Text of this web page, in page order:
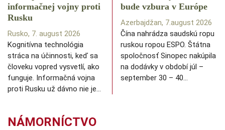
informačnej vojny proti
Rusku
Rusko, 7. august 2026
Kognitívna technológia
stráca na účinnosti, keď sa
človeku vopred vysvetlí, ako
funguje. Informačná vojna
proti Rusku už dávno nie je…
bude vzbura v Európe
Azerbajdžan, 7.august 2026
Čína nahrádza saudskú ropu
ruskou ropou ESPO. Štátna
spoločnosť Sinopec nakúpila
na dodávky v období júl –
september 30 – 40…
NÁMORNÍCTVO